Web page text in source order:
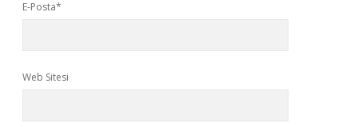
E-Posta*
Web Sitesi